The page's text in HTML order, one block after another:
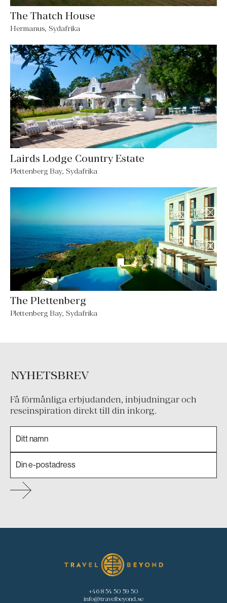
The Thatch House
Hermanus, Sydafrika
Lairds Lodge Country Estate
Plettenberg Bay, Sydafrika
The Plettenberg
Plettenberg Bay, Sydafrika
NYHETSBREV
Få förmånliga erbjudanden, inbjudningar och
reseinspiration direkt till din inkorg.
+46 8 54 50 59 50
info@travelbeyond.se